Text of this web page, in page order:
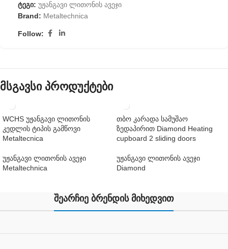
ტეგი: უჟანგავი ლითონის ავეჯი
Brand: Metaltechnica
Follow:
მსგავსი პროდუქტები
WCHS უჟანგავი ლითონის
კედლის ტიპის გამწოვი
Metaltecnica
უჟანგავი ლითონის ავეჯი
Metaltechnica
თბო კარადა სამუშაო
ზედაპირით Diamond Heating
cupboard 2 sliding doors
უჟანგავი ლითონის ავეჯი
Diamond
შეარჩიე ბრენდის მიხედვით